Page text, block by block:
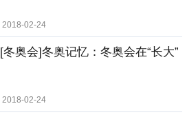
2018-02-24
[冬奥会]冬奥记忆：冬奥会在“长大”
2018-02-24